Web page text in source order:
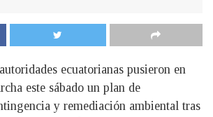
ecuatorianas pusieron en
este sábado un plan de
y remediación ambiental tras